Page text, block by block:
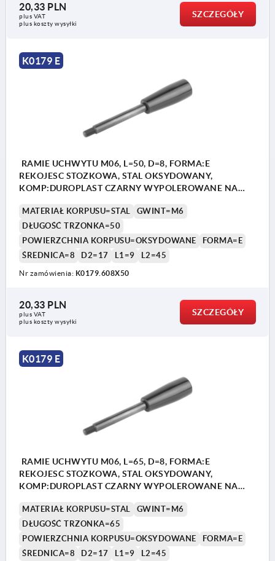
20,33 PLN
plus VAT
plus koszty wysyłki
SZCZEGÓŁY
K0179 E
RAMIE UCHWYTU M06, L=50, D=8, FORMA:E
REKOJESC STOZKOWA, STAL OKSYDOWANY,
KOMP:DUROPLAST CZARNY WYPOLEROWANE NA
MATERIAŁ KORPUSU=STAL
GWINT=M6
DŁUGOŚĆ TRZONKA=50
POWIERZCHNIA KORPUSU=OKSYDOWANE
FORMA=E
ŚREDNICA=8
D2=17 L1=9 L2=45
Nr zamówienia: K0179.608X50
20,33 PLN
plus VAT
plus koszty wysyłki
SZCZEGÓŁY
K0179 E
RAMIE UCHWYTU M06, L=65, D=8, FORMA:E
REKOJESC STOZKOWA, STAL OKSYDOWANY,
KOMP:DUROPLAST CZARNY WYPOLEROWANE NA
MATERIAŁ KORPUSU=STAL
GWINT=M6
DŁUGOŚĆ TRZONKA=65
POWIERZCHNIA KORPUSU=OKSYDOWANE
FORMA=E
ŚREDNICA=8
D2=17 L1=9 L2=45